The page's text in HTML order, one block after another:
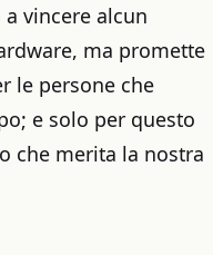
vincere alcun
ma promette
le persone che
e solo per questo
che merita la nostra